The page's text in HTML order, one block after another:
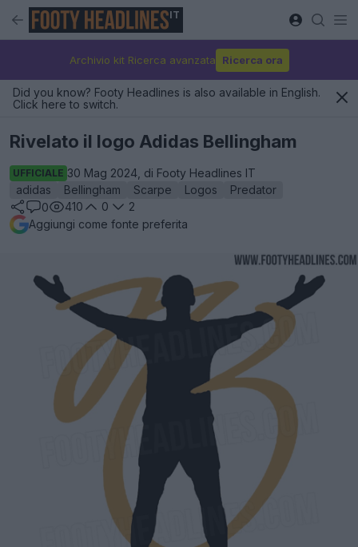
IT
Archivio kit Ricerca avanzata Ricerca ora
Did you know? Footy Headlines is also available in English.
Click here to switch.
Rivelato il logo Adidas Bellingham
UFFICIALE 30 Mag 2024, di Footy Headlines IT
adidas
Bellingham Scarpe Logos
Predator
0
410 0
2
Aggiungi come fonte preferita